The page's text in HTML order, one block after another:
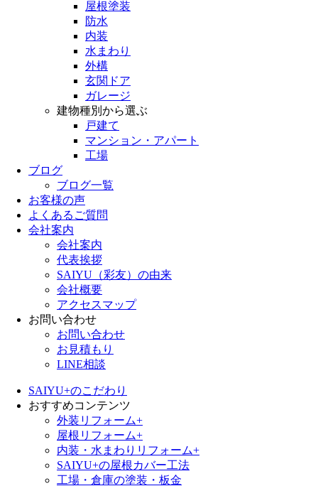
屋根塗装
防水
内装
水まわり
外構
玄関ドア
ガレージ
建物種別から選ぶ
戸建て
マンション・アパート
工場
ブログ
ブログ一覧
お客様の声
よくあるご質問
会社案内
会社案内
代表挨拶
SAIYU（彩友）の由来
会社概要
アクセスマップ
お問い合わせ
お問い合わせ
お見積もり
LINE相談
SAIYU+のこだわり
おすすめコンテンツ
外装リフォーム+
屋根リフォーム+
内装・水まわりリフォーム+
SAIYU+の屋根カバー工法
工場・倉庫の塗装・板金